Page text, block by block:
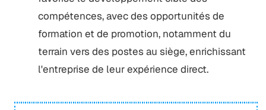
compétences, avec des opportunités de
formation et de promotion, notamment du
terrain vers des postes au siège, enrichissant
l'entreprise de leur expérience direct.